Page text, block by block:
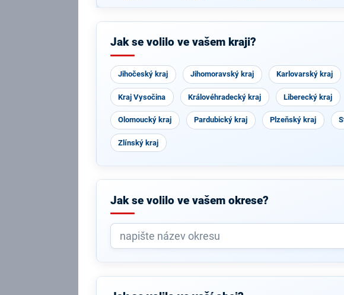
Jak se volilo ve vašem kraji?
Jihočeský kraj Jihomoravský kraj Karlovarský kraj
Kraj Vysočina Královéhradecký kraj Liberecký kraj
Olomoucký kraj Pardubický kraj Plzeňský kraj
Zlínský kraj
Jak se volilo ve vašem okrese?